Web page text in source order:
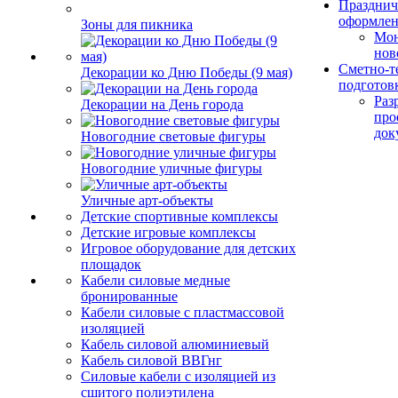
Зоны для пикника
Декорации ко Дню Победы (9 мая)
Декорации на День города
Новогодние световые фигуры
Новогодние уличные фигуры
Уличные арт-объекты
Детские спортивные комплексы
Детские игровые комплексы
Игровое оборудование для детских
площадок
Кабели силовые медные
бронированные
Кабели силовые с пластмассовой
изоляцией
Кабель силовой алюминиевый
Кабель силовой ВВГнг
Силовые кабели с изоляцией из
сшитого полиэтилена
Сметно-